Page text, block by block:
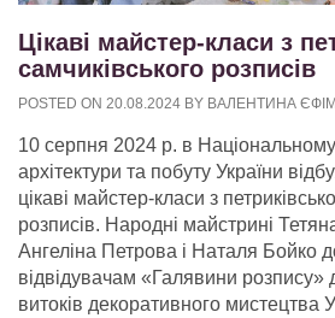
Цікаві майстер-класи з
самчиківського розписів
POSTED ON 20.08.2024 BY ВАЛЕНТИНА
10 серпня 2024 р. в
архітектури та побуту України
цікаві майстер-класи з
розписів. Народні майстрині
Ангеліна Петрова і Наталя Бойко
відвідувачам «Галявини розпису»
витоків декоративного мистецтва